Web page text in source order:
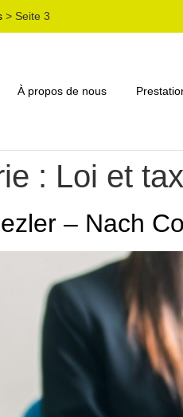
> Seite 3
À propos de nous
: Loi et
– Nach